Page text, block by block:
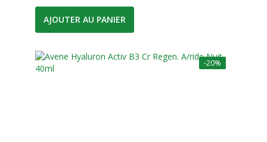
AJOUTER AU PANIER
-20%